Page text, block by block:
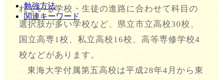
勉強方法
関連キーワード
れている学校・生徒の進路に合わせて科目の
選択肢が多い学校など、県立市立高校30校、
国立高専1校、私立高校16校、高等専修学校4
校などがあります。
東海大学付属第五高校は平成28年4月から東